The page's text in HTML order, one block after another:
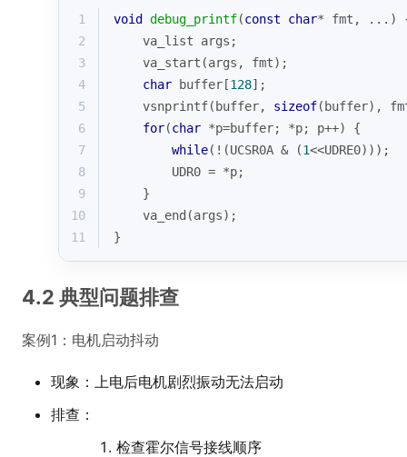
1 void debug_printf(const char* fmt, ...)
2
    va_list args;
3
    va_start(args, fmt);
4
char buffer[128];
5
    vsnprintf(buffer,
sizeof(buffer),
6
for(char *p=buffer; *p; p++) {
7
while(!(UCSR0A & (1<<UDRE0)));
8
        UDR0 = *p;
9
    }
10
    va_end(args);
11
}
4.2 典型问题排查
案例1：电机启动抖动
现象：上电后电机剧烈振动无法启动
排查：
检查霍尔信号接线顺序